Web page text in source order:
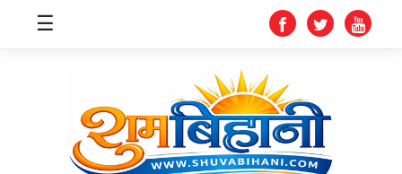
स्वास्थ्य
☰